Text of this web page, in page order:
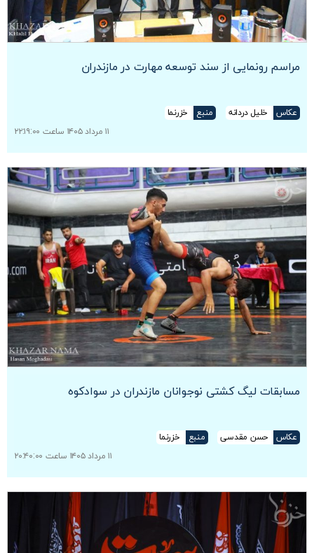
مراسم رونمایی از سند توسعه مهارت در مازندران
عکاس خلیل دردانه منبع
خزرنما
۱۱ مرداد ۱۴۰۵ ساعت ۲۲:۱۹:۰۰
مسابقات لیگ کشتی نوجوانان مازندران در سوادکوه
عکاس حسن مقدسی منبع
خزرنما
۱۱ مرداد ۱۴۰۵ ساعت ۲۰:۴۰:۰۰